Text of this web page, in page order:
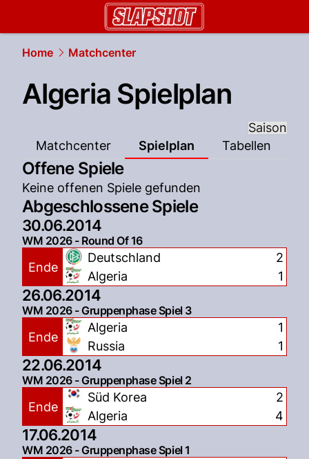
Home Matchcenter
Algeria Spielplan
Saison
Matchcenter
Spielplan Tabellen
Offene Spiele
Keine offenen Spiele gefunden
Abgeschlossene Spiele
30.06.2014
WM 2026 - Round Of 16
Ende
Deutschland
Algeria
2
1
26.06.2014
WM 2026 - Gruppenphase Spiel 3
Ende
Algeria
Russia
1
1
22.06.2014
WM 2026 - Gruppenphase Spiel 2
Ende
Süd Korea
Algeria
2
4
17.06.2014
WM 2026 - Gruppenphase Spiel 1